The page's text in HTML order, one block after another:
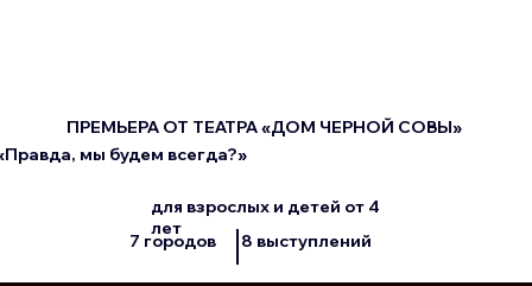
ПРЕМЬЕРА ОТ ТЕАТРА «ДОМ ЧЕРНОЙ СОВЫ»
мы будем всегда?»
для взрослых и детей от 4
лет
7 городов 8 выступлений